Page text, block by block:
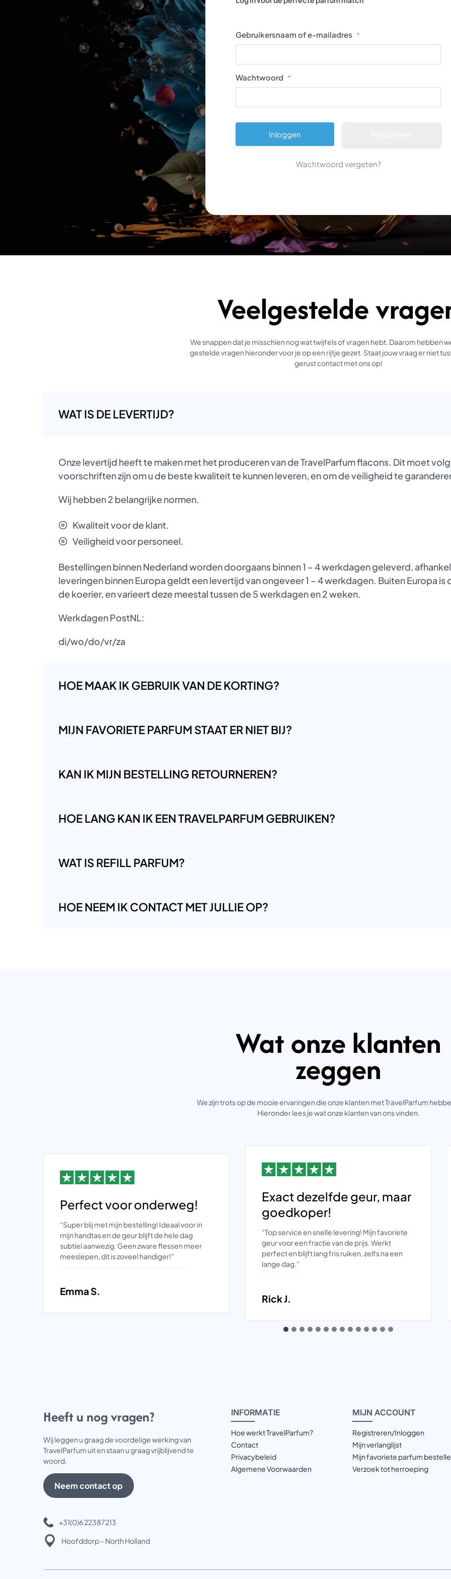
Gebruikersnaam of e-mailadres *
Wachtwoord *
Wachtwoord vergeten?
Veelgestelde
We snappen dat je misschien nog wat twijfels of vragen hebt. Daarom hebben
gestelde vragen hieronder voor je op een rijtje gezet. Staat jouw vraag er niet
gerust contact met ons op!
WAT IS DE LEVERTIJD?
Onze levertijd heeft te maken met het produceren van de TravelParfum flacons. Dit moet
voorschriften zijn om u de beste kwaliteit te kunnen leveren, en om de veiligheid te
Wij hebben 2 belangrijke normen.
Kwaliteit voor de klant.
Veiligheid voor personeel.
Bestellingen binnen Nederland worden doorgaans binnen 1 – 4 werkdagen geleverd,
leveringen binnen Europa geldt een levertijd van ongeveer 1 – 4 werkdagen. Buiten Europa is
de koerier, en varieert deze meestal tussen de 5 werkdagen en 2 weken.
Werkdagen PostNL:
di/wo/do/vr/za
HOE MAAK IK GEBRUIK VAN DE KORTING?
MIJN FAVORIETE PARFUM STAAT ER NIET BIJ?
KAN IK MIJN BESTELLING RETOURNEREN?
HOE LANG KAN IK EEN TRAVELPARFUM GEBRUIKEN?
WAT IS REFILL PARFUM?
HOE NEEM IK CONTACT MET JULLIE OP?
Wat onze klanten
zeggen
We zijn trots op de mooie ervaringen die onze klanten met TravelParfum
Hieronder lees je wat onze klanten van ons vinden.
Perfect voor onderweg!
“Super blij met mijn bestelling! Ideaal voor in
mijn handtas en de geur blijft de hele dag
subtiel aanwezig. Geen zware flessen meer
meeslepen, dit is zoveel handiger!”
Emma S.
Exact dezelfde geur, maar
goedkoper!
“Top service en snelle levering! Mijn favoriete
geur voor een fractie van de prijs. Werkt
perfect en blijft lang fris ruiken, zelfs na een
lange dag.”
Rick J.
Heeft u nog vragen?
Wij leggen u graag de voordelige werking van
TravelParfum uit en staan u graag vrijblijvend te
woord.
Neem contact op
+31(0)6 22387213
Hoofddorp – North Holland
INFORMATIE
Hoe werkt TravelParfum?
Contact
Privacybeleid
Algemene Voorwaarden
MIJN ACCOUNT
Registreren/Inloggen
Mijn verlanglijst
Mijn favoriete parfum
Verzoek tot herroeping